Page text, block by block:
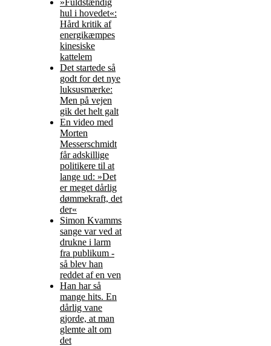
hul i hovedet«:
Hård kritik af
energikæmpes
kinesiske
kattelem
Det startede så
godt for det nye
luksusmærke:
Men på vejen
gik det helt galt
En video med
Morten
Messerschmidt
får adskillige
politikere til at
lange ud: »Det
er meget dårlig
dømmekraft, det
der«
Simon Kvamms
sange var ved at
drukne i larm
fra publikum -
så blev han
reddet af en ven
Han har så
mange hits. En
dårlig vane
gjorde, at man
glemte alt om
det